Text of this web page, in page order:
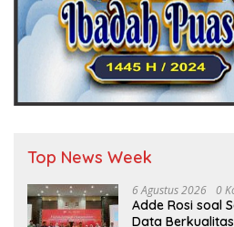
Top News Week
6 Agustus 2026 0
Adde Rosi soal
Data